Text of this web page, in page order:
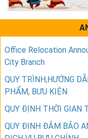
Office Relocation
City Branch
QUY TRÌNH,HƯỚNG
PHẨM, BƯU KIỆN
QUY ĐỊNH THỜI GIAN
QUY ĐỊNH ĐẢM BẢO